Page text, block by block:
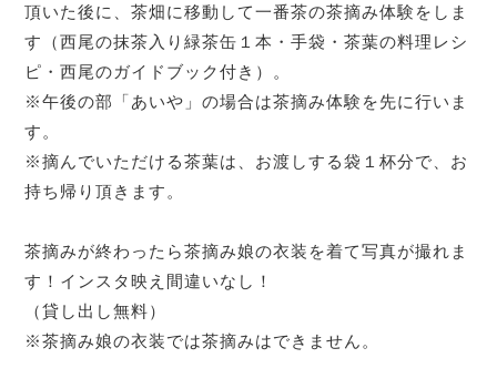
頂いた後に、茶畑に移動して一番茶の茶摘み体験をしま
す（西尾の抹茶入り緑茶缶１本・手袋・茶葉の料理レシ
ピ・西尾のガイドブック付き）。
※午後の部「あいや」の場合は茶摘み体験を先に行いま
す。
※摘んでいただける茶葉は、お渡しする袋１杯分で、お
持ち帰り頂きます。
茶摘みが終わったら茶摘み娘の衣装を着て写真が撮れま
す！インスタ映え間違いなし！
（貸し出し無料）
※茶摘み娘の衣装では茶摘みはできません。